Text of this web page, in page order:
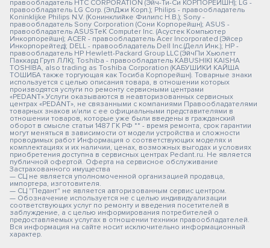
правообладатель HTC CORPORATION (Эйч-Ти-Си КОРПОРЕЙШН); LG -
правообладатель LG Corp. (ЭлДжи Корп.); Philips - правообладатель
Koninklijke Philips N.V. (Конинклийке Филипс Н.В.); Sony -
правообладатель Sony Corporation (Сони Корпорейшн); ASUS -
правообладатель ASUSTeK Computer Inc. (Асустек Компьютер
Инкорпорейшн); ACER - правообладатель Acer Incorporated (Эйсер
Инкорпорейтед); DELL - правообладатель Dell Inc.(Делл Инк.); HP -
правообладатель HP Hewlett-Packard Group LLC (ЭйчПи Хьюлетт
Паккард Груп ЛЛК); Toshiba - правообладатель KABUSHIKI KAISHA
TOSHIBA, also trading as Toshiba Corporation (КАБУШИКИ КАЙША
ТОШИБА также торгующая как Тосиба Корпорейшн). Товарные знаки
используется с целью описания товара, в отношении которых
производятся услуги по ремонту сервисными центрами
«PEDANT».Услуги оказываются в неавторизованных сервисных
центрах «PEDANT», не связанными с компаниями Правообладателями
товарных знаков и/или с ее официальными представителями в
отношении товаров, которые уже были введены в гражданский
оборот в смысле статьи 1487 ГК РФ ** - время ремонта, срок гарантии
могут меняться в зависимости от модели устройства и сложности
проводимых работ Информация о соответствующих моделях и
комплектациях и их наличии, ценах, возможных выгодах и условиях
приобретения доступна в сервисных центрах Pedant.ru. Не является
публичной офертой. Оферта на сервисное обслуживание
Застрахованного имущества
— СЦ не является уполномоченной организацией продавца,
импортера, изготовителя.
— СЦ "Педант" не является авторизованным сервис центром.
— Обозначение используется не с целью индивидуализации
соответствующих услуг по ремонту и введения посетителей в
заблуждение, а с целью информирования потребителей о
предоставляемых услугах в отношении техники правообладателей.
Вся информация на сайте носит исключительно информационный
характер.